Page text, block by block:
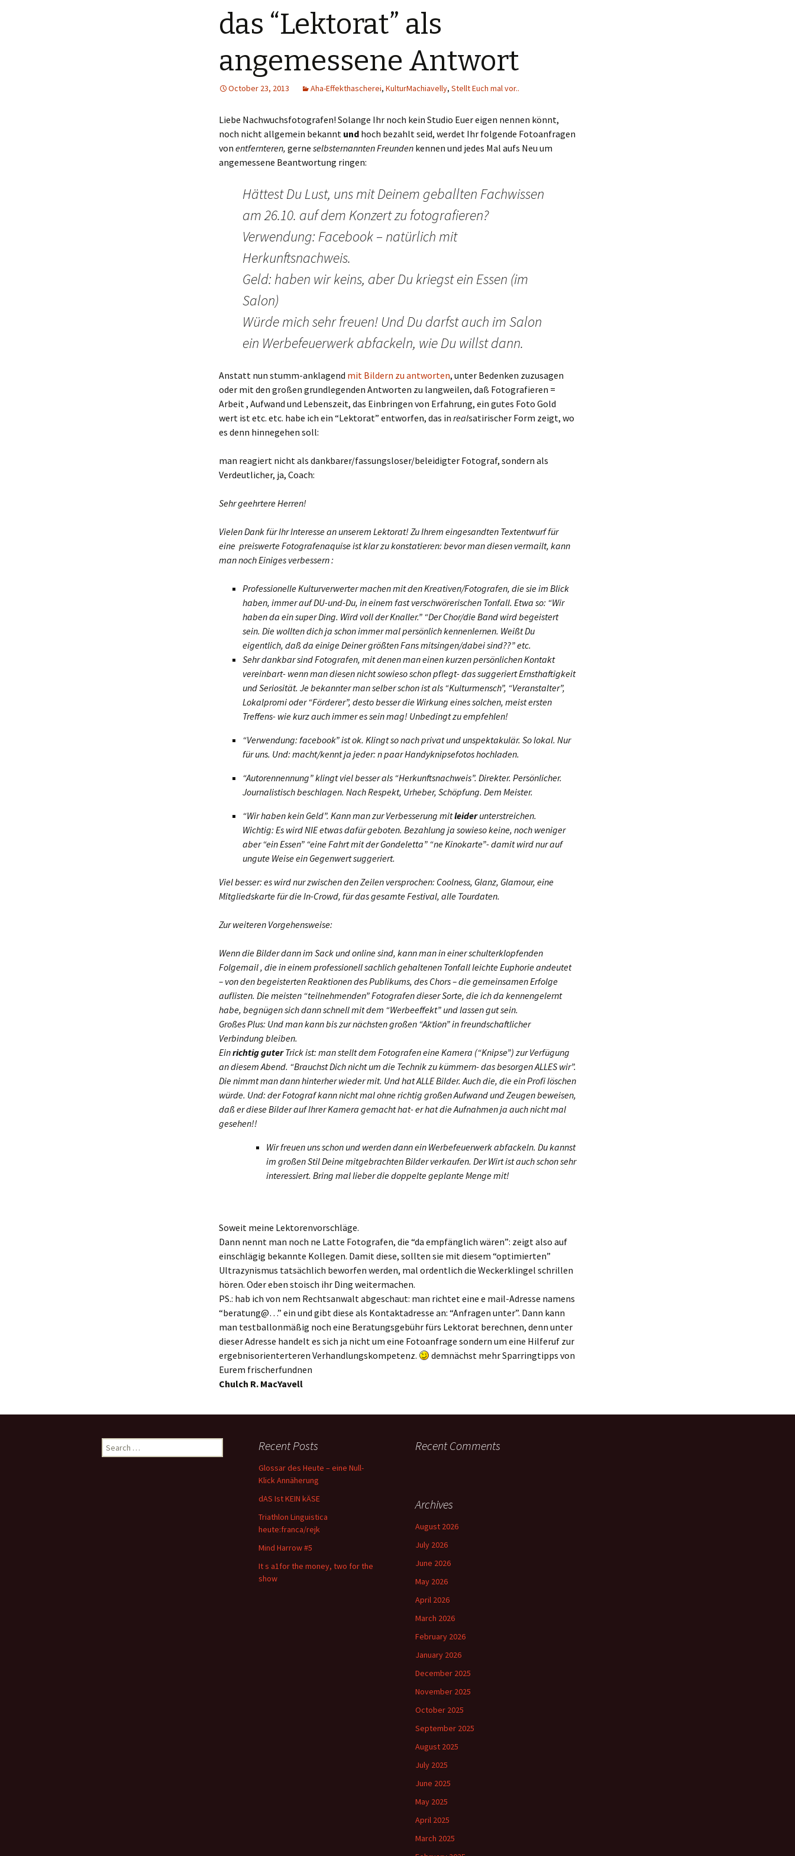
das “Lektorat” als
angemessene Antwort
October 23, 2013 Aha-Effekthascherei, KulturMachiavelly, Stellt Euch mal vor..
Liebe Nachwuchsfotografen! Solange Ihr noch kein Studio Euer eigen nennen könnt,
noch nicht allgemein bekannt und hoch bezahlt seid, werdet Ihr folgende Fotoanfragen
von entfernteren, gerne selbsternannten Freunden kennen und jedes Mal aufs Neu um
angemessene Beantwortung ringen:
Hättest Du Lust, uns mit Deinem geballten Fachwissen
am 26.10. auf dem Konzert zu fotografieren?
Verwendung: Facebook – natürlich mit
Herkunftsnachweis.
Geld: haben wir keins, aber Du kriegst ein Essen (im
Salon)
Würde mich sehr freuen! Und Du darfst auch im Salon
ein Werbefeuerwerk abfackeln, wie Du willst dann.
Anstatt nun stumm-anklagend mit Bildern zu antworten, unter Bedenken zuzusagen
oder mit den großen grundlegenden Antworten zu langweilen, daß Fotografieren =
Arbeit , Aufwand und Lebenszeit, das Einbringen von Erfahrung, ein gutes Foto Gold
wert ist etc. etc. habe ich ein “Lektorat” entworfen, das in realsatirischer Form zeigt, wo
es denn hinnegehen soll:
man reagiert nicht als dankbarer/fassungsloser/beleidigter Fotograf, sondern als
Verdeutlicher, ja, Coach:
Sehr geehrtere Herren!
Vielen Dank für Ihr Interesse an unserem Lektorat! Zu Ihrem eingesandten Textentwurf für
eine preiswerte Fotografenaquise ist klar zu konstatieren: bevor man diesen vermailt, kann
man noch Einiges verbessern :
Professionelle Kulturverwerter machen mit den Kreativen/Fotografen, die sie im Blick
haben, immer auf DU-und-Du, in einem fast verschwörerischen Tonfall. Etwa so: “Wir
haben da ein super Ding. Wird voll der Knaller.” “Der Chor/die Band wird begeistert
sein. Die wollten dich ja schon immer mal persönlich kennenlernen. Weißt Du
eigentlich, daß da einige Deiner größten Fans mitsingen/dabei sind??” etc.
Sehr dankbar sind Fotografen, mit denen man einen kurzen persönlichen Kontakt
vereinbart- wenn man diesen nicht sowieso schon pflegt- das suggeriert Ernsthaftigkeit
und Seriosität. Je bekannter man selber schon ist als “Kulturmensch”, “Veranstalter”,
Lokalpromi oder “Förderer”, desto besser die Wirkung eines solchen, meist ersten
Treffens- wie kurz auch immer es sein mag! Unbedingt zu empfehlen!
“Verwendung: facebook” ist ok. Klingt so nach privat und unspektakulär. So lokal. Nur
für uns. Und: macht/kennt ja jeder: n paar Handyknipsefotos hochladen.
“Autorennennung” klingt viel besser als “Herkunftsnachweis”. Direkter. Persönlicher.
Journalistisch beschlagen. Nach Respekt, Urheber, Schöpfung. Dem Meister.
“Wir haben kein Geld”. Kann man zur Verbesserung mitleiderunterstreichen.
Wichtig: Es wird NIE etwas dafür geboten. Bezahlung ja sowieso keine, noch weniger
aber “ein Essen” “eine Fahrt mit der Gondeletta” “ne Kinokarte”- damit wird nur auf
ungute Weise ein Gegenwert suggeriert.
Viel besser: es wird nur zwischen den Zeilen versprochen: Coolness, Glanz, Glamour, eine
Mitgliedskarte für die In-Crowd, für das gesamte Festival, alle Tourdaten.
Zur weiteren Vorgehensweise:
Wenn die Bilder dann im Sack und online sind, kann man in einer schulterklopfenden
Folgemail , die in einem professionell sachlich gehaltenen Tonfall leichte Euphorie andeutet
– von den begeisterten Reaktionen des Publikums, des Chors – die gemeinsamen Erfolge
auflisten. Die meisten “teilnehmenden” Fotografen dieser Sorte, die ich da kennengelernt
habe, begnügen sich dann schnell mit dem “Werbeeffekt” und lassen gut sein.
Großes Plus: Und man kann bis zur nächsten großen “Aktion” in freundschaftlicher
Verbindung bleiben.
Einrichtig guterTrick ist: man stellt dem Fotografen eine Kamera (“Knipse”) zur Verfügung
an diesem Abend. “Brauchst Dich nicht um die Technik zu kümmern- das besorgen ALLES wir”.
Die nimmt man dann hinterher wieder mit. Und hat ALLE Bilder. Auch die, die ein Profi löschen
würde. Und: der Fotograf kann nicht mal ohne richtig großen Aufwand und Zeugen beweisen,
daß er diese Bilder auf Ihrer Kamera gemacht hat- er hat die Aufnahmen ja auch nicht mal
gesehen!!
Wir freuen uns schon und werden dann ein Werbefeuerwerk abfackeln. Du kannst
im großen Stil Deine mitgebrachten Bilder verkaufen. Der Wirt ist auch schon sehr
interessiert. Bring mal lieber die doppelte geplante Menge mit!
Soweit meine Lektorenvorschläge.
Dann nennt man noch ne Latte Fotografen, die “da empfänglich wären”: zeigt also auf
einschlägig bekannte Kollegen. Damit diese, sollten sie mit diesem “optimierten”
Ultrazynismus tatsächlich beworfen werden, mal ordentlich die Weckerklingel schrillen
hören. Oder eben stoisch ihr Ding weitermachen.
PS.: hab ich von nem Rechtsanwalt abgeschaut: man richtet eine e mail-Adresse namens
“beratung@…” ein und gibt diese als Kontaktadresse an: “Anfragen unter”. Dann kann
man testballonmäßig noch eine Beratungsgebühr fürs Lektorat berechnen, denn unter
dieser Adresse handelt es sich ja nicht um eine Fotoanfrage sondern um eine Hilferuf zur
ergebnisorienterteren Verhandlungskompetenz.
demnächst mehr Sparringtipps von
Eurem frischerfundnen
Chulch R. MacYavell
Search
for:
Recent Posts
Glossar des Heute – eine Null-
Klick Annäherung
dAS Ist KEIN kÄSE
Triathlon Linguistica
heute:franca/rejk
Mind Harrow #5
It s a1for the money, two for the
show
Recent Comments
Archives
August 2026
July 2026
June 2026
May 2026
April 2026
March 2026
February 2026
January 2026
December 2025
November 2025
October 2025
September 2025
August 2025
July 2025
June 2025
May 2025
April 2025
March 2025